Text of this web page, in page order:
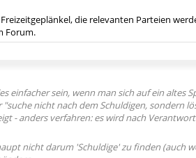
die relevanten Parteien
Forum.
einfacher sein, wenn man sich auf ein altes
"suche nicht nach dem Schuldigen, sondern
- anders verfahren: es wird nach
nicht darum 'Schuldige' zu finden (auch